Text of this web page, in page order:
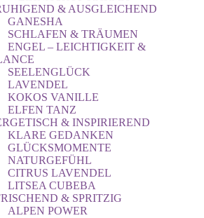
& AUSGLEICHEND
GANESHA
SCHLAFEN & TRÄUMEN
ENGEL – LEICHTIGKEIT &
SEELENGLÜCK
LAVENDEL
KOKOS VANILLE
ELFEN TANZ
& INSPIRIEREND
KLARE GEDANKEN
GLÜCKSMOMENTE
NATURGEFÜHL
CITRUS LAVENDEL
LITSEA CUBEBA
& SPRITZIG
ALPEN POWER